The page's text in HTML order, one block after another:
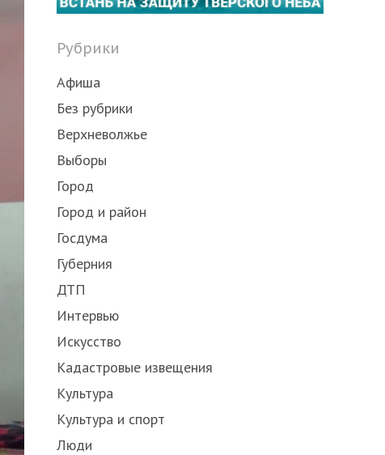
Рубрики
Афиша
Без рубрики
Верхневолжье
Выборы
Город
Город и район
Госдума
Губерния
ДТП
Интервью
Искусство
Кадастровые извещения
Культура
Культура и спорт
Люди